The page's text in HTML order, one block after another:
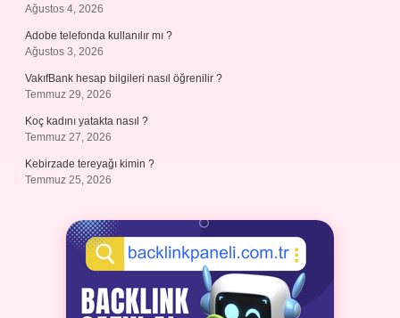
Ağustos 4, 2026
Adobe telefonda kullanılır mı ?
Ağustos 3, 2026
VakıfBank hesap bilgileri nasıl öğrenilir ?
Temmuz 29, 2026
Koç kadını yatakta nasıl ?
Temmuz 27, 2026
Kebirzade tereyağı kimin ?
Temmuz 25, 2026